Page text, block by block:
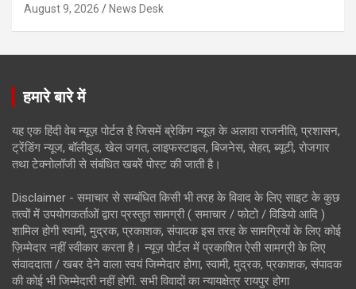
August 9, 2026 News Desk
हमारे बारे में
यह एक हिंदी वेब न्यूज़ पोर्टल है जिसमें ब्रेकिंग न्यूज़ के अलावा राजनीति, प्रशासन,
ट्रेंडिंग न्यूज, बॉलीवुड, खेल जगत, लाइफस्टाइल, बिजनेस, सेहत, ब्यूटी, रोजगार
तथा टेक्नोलॉजी से संबंधित खबरें पोस्ट की जाती है।
Disclaimer - समाचार से सम्बंधित किसी भी तरह के विवाद के लिए साइट के कुछ
तत्वों में उपयोगकर्ताओं द्वारा प्रस्तुत सामग्री ( समाचार / फोटो / विडियो आदि )
शामिल होगी स्वामी, मुद्रक, प्रकाशक, संपादक इस तरह के सामग्रियों के लिए कोई
ज़िम्मेदार नहीं स्वीकार करता है। न्यूज़ पोर्टल में प्रकाशित ऐसी सामग्री के लिए
संवाददाता / खबर देने वाला स्वयं जिम्मेदार होगा, स्वामी, मुद्रक, प्रकाशक, संपादक
की कोई भी जिम्मेदारी नहीं होगी. सभी विवादों का न्यायक्षेत्र रायपुर होगा